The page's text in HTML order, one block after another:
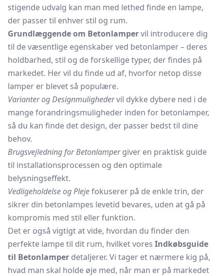
stigende udvalg kan man med lethed finde en lampe,
der passer til enhver stil og rum.
Grundlæggende om Betonlampervil introducere dig
til de væsentlige egenskaber ved betonlamper – deres
holdbarhed, stil og de forskellige typer, der findes på
markedet. Her vil du finde ud af, hvorfor netop disse
lamper er blevet så populære.
Varianter og Designmulighedervil dykke dybere ned i de
mange forandringsmuligheder inden for betonlamper,
så du kan finde det design, der passer bedst til dine
behov.
Brugsvejledning for Betonlampergiver en praktisk guide
til installationsprocessen og den optimale
belysningseffekt.
Vedligeholdelse og Plejefokuserer på de enkle trin, der
sikrer din betonlampes levetid bevares, uden at gå på
kompromis med stil eller funktion.
Det er også vigtigt at vide, hvordan du finder den
perfekte lampe til dit rum, hvilket vores Indkøbsguide
til Betonlamper detaljerer. Vi tager et nærmere kig på,
hvad man skal holde øje med, når man er på markedet